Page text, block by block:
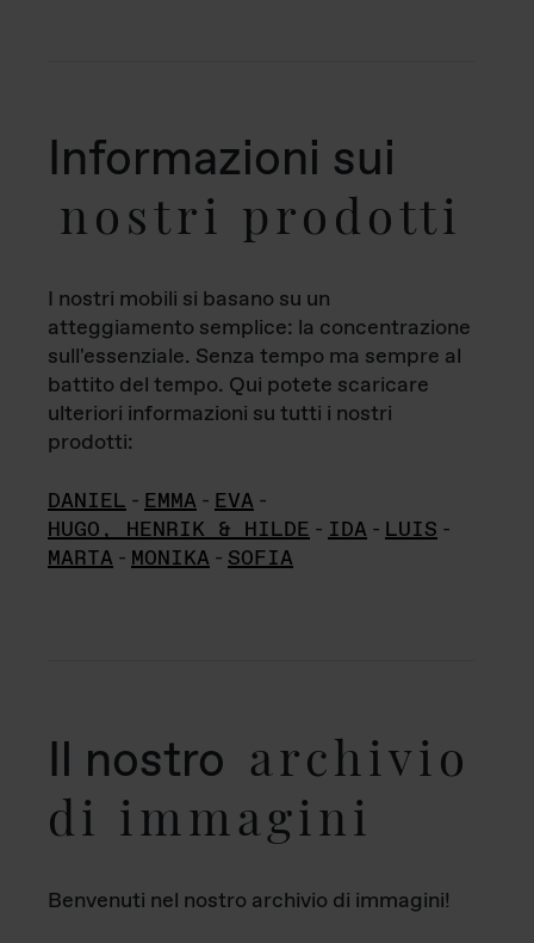
Informazioni sui
nostri prodotti
I nostri mobili si basano su un
atteggiamento semplice: la concentrazione
sull'essenziale. Senza tempo ma sempre al
battito del tempo. Qui potete scaricare
ulteriori informazioni su tutti i nostri
prodotti:
DANIEL - EMMA - EVA -
HUGO, HENRIK & HILDE - IDA - LUIS -
MARTA - MONIKA - SOFIA
Il nostro archivio
di immagini
Benvenuti nel nostro archivio di immagini!